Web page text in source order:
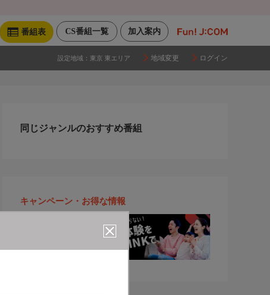
加入案内
CS番組一覧
番組表
設定地域： 東京 東エリア 地域変更 ログイン
同じジャンルのおすすめ番組
キャンペーン・お得な情報